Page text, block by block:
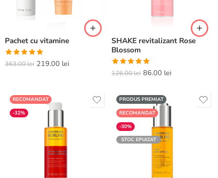
Pachet cu vitamine
Evaluat la
363.00lei 219.00 lei
SHAKE revitalizant Rose
Blossom
Evaluat la
126.00lei 86.00 lei
RECOMANDAT
-32%
PRODUS PREMIAT
RECOMANDAT
-30%
STOC EPUIZAT